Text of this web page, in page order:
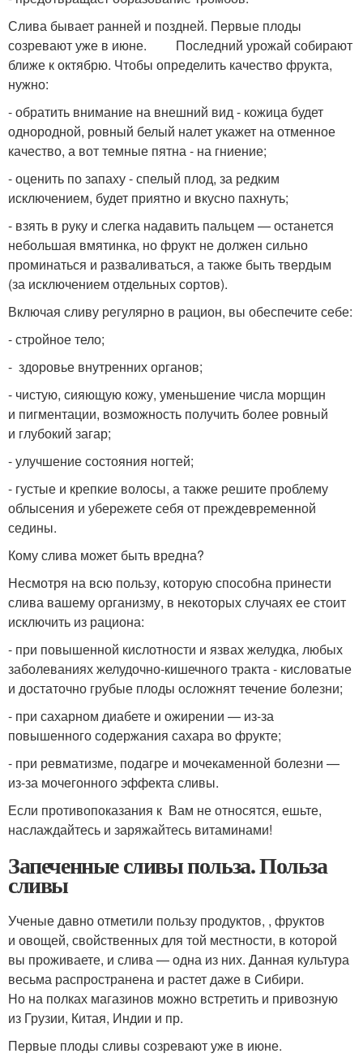
Слива бывает ранней и поздней. Первые плоды
созревают уже в июне. Последний урожай собирают
ближе к октябрю. Чтобы определить качество фрукта,
нужно:
- обратить внимание на внешний вид - кожица будет
однородной, ровный белый налет укажет на отменное
качество, а вот темные пятна - на гниение;
- оценить по запаху - спелый плод, за редким
исключением, будет приятно и вкусно пахнуть;
- взять в руку и слегка надавить пальцем — останется
небольшая вмятинка, но фрукт не должен сильно
проминаться и разваливаться, а также быть твердым
(за исключением отдельных сортов).
Включая сливу регулярно в рацион, вы обеспечите себе:
- стройное тело;
- здоровье внутренних органов;
- чистую, сияющую кожу, уменьшение числа морщин
и пигментации, возможность получить более ровный
и глубокий загар;
- улучшение состояния ногтей;
- густые и крепкие волосы, а также решите проблему
облысения и убережете себя от преждевременной
седины.
Кому слива может быть вредна?
Несмотря на всю пользу, которую способна принести
слива вашему организму, в некоторых случаях ее стоит
исключить из рациона:
- при повышенной кислотности и язвах желудка, любых
заболеваниях желудочно-кишечного тракта - кисловатые
и достаточно грубые плоды осложнят течение болезни;
- при сахарном диабете и ожирении — из-за
повышенного содержания сахара во фрукте;
- при ревматизме, подагре и мочекаменной болезни —
из-за мочегонного эффекта сливы.
Если противопоказания к Вам не относятся, ешьте,
наслаждайтесь и заряжайтесь витаминами!
Запеченные сливы польза. Польза
сливы
Ученые давно отметили пользу продуктов, , фруктов
и овощей, свойственных для той местности, в которой
вы проживаете, и слива — одна из них. Данная культура
весьма распространена и растет даже в Сибири.
Но на полках магазинов можно встретить и привозную
из Грузии, Китая, Индии и пр.
Первые плоды сливы созревают уже в июне.